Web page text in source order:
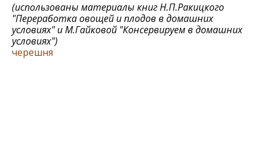
(использованы материалы книгН.П.Ракицкого
"Переработка овощей и плодов в домашних
условиях" и М.Гайковой "Консервируем в домашних
условиях")
черешня